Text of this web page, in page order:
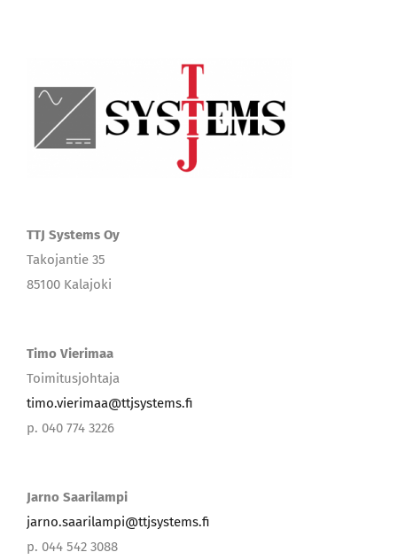
TTJ Systems Oy
Takojantie 35
85100 Kalajoki
Timo Vierimaa
Toimitusjohtaja
timo.vierimaa@ttjsystems.fi
p. 040 774 3226
Jarno Saarilampi
jarno.saarilampi@ttjsystems.fi
p. 044 542 3088